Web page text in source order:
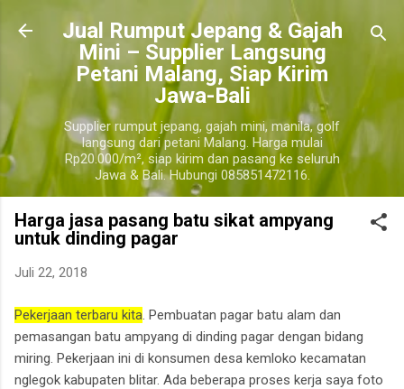
Langsung ke konten utama
​Jual Rumput Jepang & Gajah
Mini – Supplier Langsung
Petani Malang, Siap Kirim
Jawa-Bali
Supplier rumput jepang, gajah mini, manila, golf
langsung dari petani Malang. Harga mulai
Rp20.000/m², siap kirim dan pasang ke seluruh
Jawa & Bali. Hubungi 085851472116.
Harga jasa pasang batu sikat ampyang
untuk dinding pagar
Juli 22, 2018
Pekerjaan terbaru kita . Pembuatan pagar batu alam dan
pemasangan batu ampyang di dinding pagar dengan bidang
miring. Pekerjaan ini di konsumen desa kemloko kecamatan
nglegok kabupaten blitar. Ada beberapa proses kerja saya foto